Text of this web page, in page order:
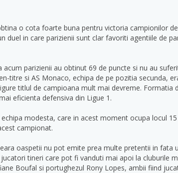
o cota foarte buna pentru victoria campionilor
duel in care parizienii sunt clar favoriti agentiile de
parizienii au obtinut 69 de puncte si nu au
titre si AS Monaco, echipa de pe pozitia secunda,
titlul de campioana mult mai devreme. Formatia
eficienta defensiva din Ligue 1.
modesta, care in acest moment ocupa locul
campionat.
oaspetii nu pot emite prea multe pretentii in fata
tineri care pot fi vanduti mai apoi la cluburile
Boufal si portughezul Rony Lopes, ambii fiind